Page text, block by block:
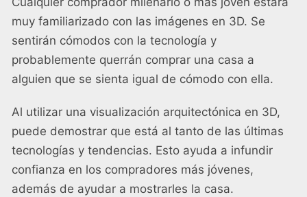
muy familiarizado con las imágenes en 3D. Se
sentirán cómodos con la tecnología y
probablemente querrán comprar una casa a
alguien que se sienta igual de cómodo con ella.
Al utilizar una visualización arquitectónica en 3D,
puede demostrar que está al tanto de las últimas
tecnologías y tendencias. Esto ayuda a infundir
confianza en los compradores más jóvenes,
además de ayudar a mostrarles la casa.